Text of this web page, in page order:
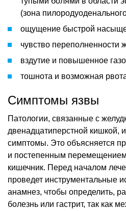
(зона
ощущение быстрой
чувство переполненности
вздутие и повышенное
тошнота и возможная
Симптомы язвы
Патологии, связанные с
двенадцатиперстной кишкой,
симптомы. Это объясняется
и постепенным
кишечник. Перед началом
проведет инструментальные
анамнез, чтобы определить,
болезнь или гастрит, так как